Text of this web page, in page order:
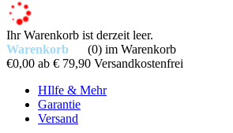
Ihr Warenkorb ist derzeit leer.
Warenkorb
(0) im Warenkorb
€0,00 ab € 79,90 Versandkostenfrei
HIlfe & Mehr
Garantie
Versand